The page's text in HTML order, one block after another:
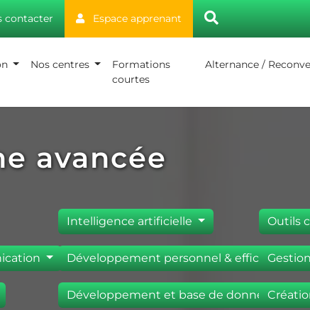
contacter Espace apprenant
Nos centres
Formations
courtes
Alternance /
avancée
Intelligence artificielle Outils
Développement personnel & efficacité
Développement et base de données